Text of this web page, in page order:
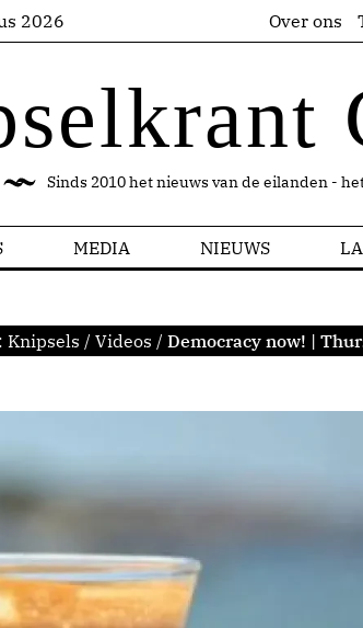
2026 Over ons
Sinds 2010 het nieuws van de eilanden -
MEDIA NIEUWS
Knipsels / Videos / Democracy now! |